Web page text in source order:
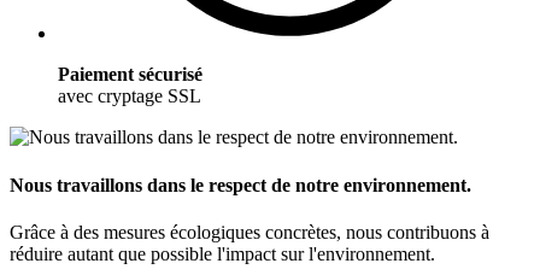
Paiement sécurisé
avec cryptage SSL
Nous travaillons dans le respect de notre environnement.
Grâce à des mesures écologiques concrètes, nous contribuons à
réduire autant que possible l'impact sur l'environnement.